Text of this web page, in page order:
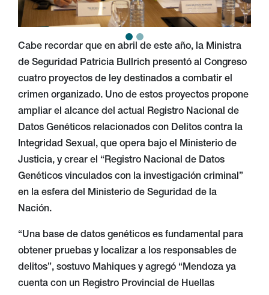
Cabe recordar que en abril de este año, la Ministra
de Seguridad Patricia Bullrich presentó al Congreso
cuatro proyectos de ley destinados a combatir el
crimen organizado. Uno de estos proyectos propone
ampliar el alcance del actual Registro Nacional de
Datos Genéticos relacionados con Delitos contra la
Integridad Sexual, que opera bajo el Ministerio de
Justicia, y crear el “Registro Nacional de Datos
Genéticos vinculados con la investigación criminal”
en la esfera del Ministerio de Seguridad de la
Nación.
“Una base de datos genéticos es fundamental para
obtener pruebas y localizar a los responsables de
delitos”, sostuvo Mahiques y agregó “Mendoza ya
cuenta con un Registro Provincial de Huellas